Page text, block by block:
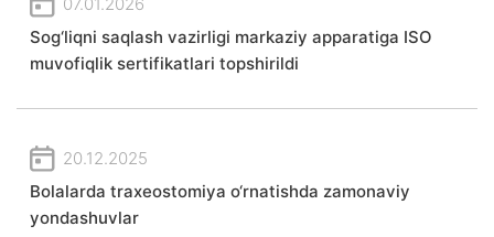
Sog‘liqni saqlash vazirligi markaziy apparatiga ISO
muvofiqlik sertifikatlari topshirildi
20.12.2025
Bolalarda traxeostomiya o‘rnatishda zamonaviy
yondashuvlar